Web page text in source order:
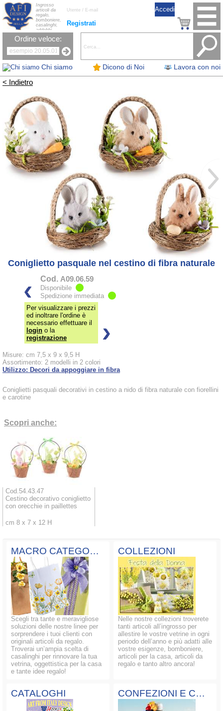
Chi siamo Dicono di Noi Lavora con noi
Registrati
Ingrosso
articoli da
regalo,
bomboniere,
casalinghi,
addobbi
natalizi, nastri,
oggettistica,
la tavola, fiori
artificiali e
candele.
Ordine veloce:
< Indietro
Coniglietto pasquale nel cestino di fibra naturale
Cod. A09.06.59
Disponibile
Spedizione immediata
Per visualizzare i prezzi
ed inoltrare l'ordine è
necessario effettuare il
login o la
registrazione
Misure: cm 7,5 x 9 x 9,5 H
Assortimento: 2 modelli in 2 colori
Utilizzo: Decori da appoggiare in fibra
Coniglietti pasquali decorativi in cestino a nido di fibra naturale con fiorellini
e carotine
Scopri anche:
Cod.54.43.47
Cestino decorativo coniglietto
con orecchie in paillettes
cm 8 x 7 x 12 H
MACRO CATEGORIE
Scegli tra tante e meravigliose
soluzioni delle nostre linee per
sorprendere i tuoi clienti con
originali articoli da regalo.
Troverai un’ampia scelta di
casalinghi per rinnovare la tua
vetrina, oggettistica per la casa
e tante idee regalo!
COLLEZIONI
Nelle nostre collezioni troverete
tanti articoli all’ingrosso per
allestire le vostre vetrine in ogni
periodo dell’anno e più adatti alle
vostre esigenze, bomboniere,
articoli per la casa, articoli da
regalo e tanto altro ancora!
CATALOGHI CONFEZIONI E COMPOSIZIONI